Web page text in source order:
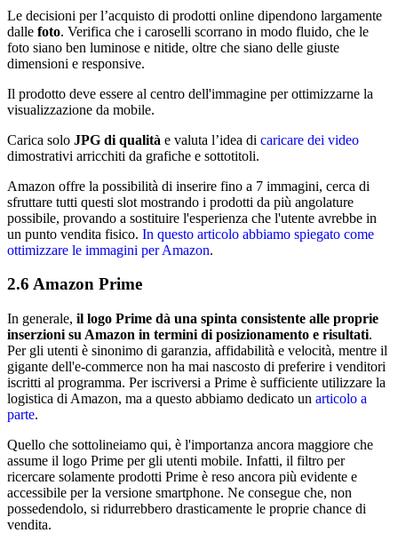
Le decisioni per l’acquisto di prodotti online dipendono largamente
dalle foto. Verifica che i caroselli scorrano in modo fluido, che le
foto siano ben luminose e nitide, oltre che siano delle giuste
dimensioni e responsive.
Il prodotto deve essere al centro dell'immagine per ottimizzarne la
visualizzazione da mobile.
Carica solo JPG di qualità e valuta l’idea di caricare dei video
dimostrativi arricchiti da grafiche e sottotitoli.
Amazon offre la possibilità di inserire fino a 7 immagini, cerca di
sfruttare tutti questi slot mostrando i prodotti da più angolature
possibile, provando a sostituire l'esperienza che l'utente avrebbe in
un punto vendita fisico. In questo articolo abbiamo spiegato come
ottimizzare le immagini per Amazon.
2.6 Amazon Prime
In generale, il logo Prime dà una spinta consistente alle proprie
inserzioni su Amazon in termini di posizionamento e risultati.
Per gli utenti è sinonimo di garanzia, affidabilità e velocità, mentre il
gigante dell'e-commerce non ha mai nascosto di preferire i venditori
iscritti al programma. Per iscriversi a Prime è sufficiente utilizzare la
logistica di Amazon, ma a questo abbiamo dedicato un articolo a
parte.
Quello che sottolineiamo qui, è l'importanza ancora maggiore che
assume il logo Prime per gli utenti mobile. Infatti, il filtro per
ricercare solamente prodotti Prime è reso ancora più evidente e
accessibile per la versione smartphone. Ne consegue che, non
possedendolo, si ridurrebbero drasticamente le proprie chance di
vendita.